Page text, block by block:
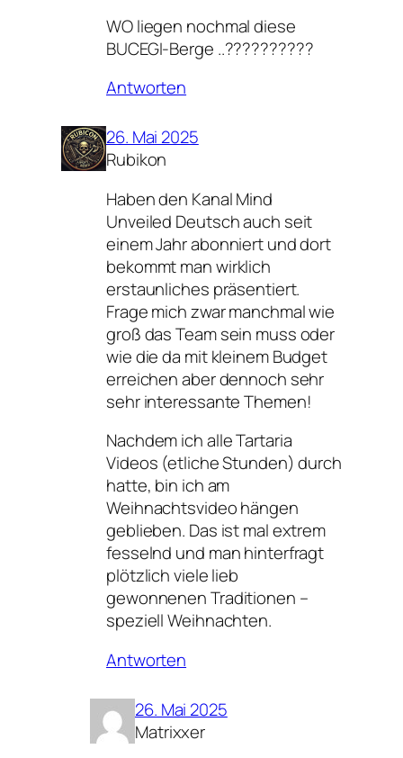
WO liegen nochmal diese
BUCEGI-Berge ..??????????
Antworten
26. Mai 2025
Rubikon
Haben den Kanal Mind
Unveiled Deutsch auch seit
einem Jahr abonniert und dort
bekommt man wirklich
erstaunliches präsentiert.
Frage mich zwar manchmal wie
groß das Team sein muss oder
wie die da mit kleinem Budget
erreichen aber dennoch sehr
sehr interessante Themen!
Nachdem ich alle Tartaria
Videos (etliche Stunden) durch
hatte, bin ich am
Weihnachtsvideo hängen
geblieben. Das ist mal extrem
fesselnd und man hinterfragt
plötzlich viele lieb
gewonnenen Traditionen –
speziell Weihnachten.
Antworten
26. Mai 2025
Matrixxer